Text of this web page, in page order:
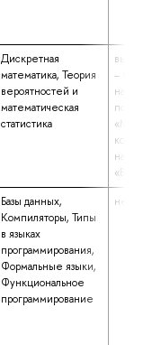
Дискретная
математика, Теория
вероятностей и
математическая
статистика
–
Базы данных,
Компиляторы, Типы
в языках
программирования,
Формальные языки,
Функциональное
программирование
не